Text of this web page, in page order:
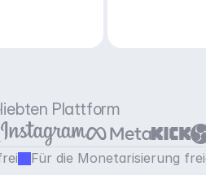
Plattform
Für die Monetarisierung